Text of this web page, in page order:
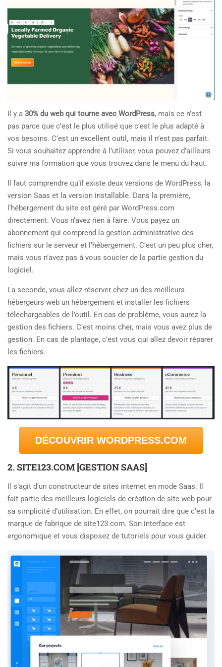
Il y a 30% du web qui tourne avec WordPress, mais ce n’est
pas parce que c’est le plus utilisé que c’est le plus adapté à
vos besoins. C’est un excellent outil, mais il n’est pas parfait.
Si vous souhaitez apprendre à l’utiliser, vous pouvez d’ailleurs
suivre ma formation que vous trouvez dans le menu du haut.
Il faut comprendre qu’il existe deux versions de WordPress, la
version Saas et la version installable. Dans la première,
l’hébergement du site est géré par WordPress.com
directement. Vous n’avez rien à faire. Vous payez un
abonnement qui comprend la gestion administrative des
fichiers sur le serveur et l’hébergement. C’est un peu plus cher,
mais vous n’avez pas à vous soucier de la partie gestion du
logiciel.
La seconde, vous allez réserver chez un des meilleurs
hébergeurs web un hébergement et installer les fichiers
téléchargeables de l’outil. En cas de problème, vous aurez la
gestion des fichiers. C’est moins cher, mais vous avez plus de
gestion. En cas de plantage, c’est vous qui allez devoir réparer
les fichiers.
DÉCOUVRIR WORDPRESS.COM
2. SITE123.COM [GESTION SAAS]
Il s’agit d’un constructeur de sites internet en mode Saas. Il
fait partie des meilleurs logiciels de création de site web pour
sa simplicité d’utilisation. En effet, on pourrait dire que c’est la
marque de fabrique de site123.com. Son interface est
ergonomique et vous disposez de tutoriels pour vous guider.